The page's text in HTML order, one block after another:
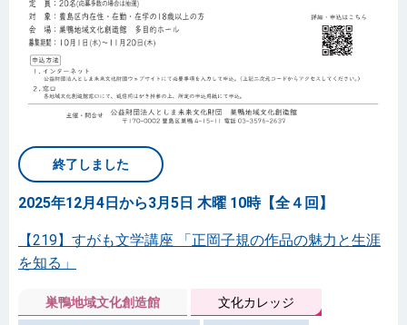
終了しました
2025年12月4日から3月5日 木曜 10時【全４回】
【219】すがも文学講座 「正岡子規の作品の魅力と生涯
を知る」
巣鴨地域文化創造館 文化カレッジ